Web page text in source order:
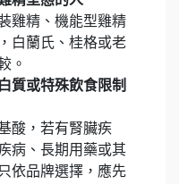
雞精、機能型雞精
白蘭氏、桂格或老
。
質或特殊飲食限制
酸，若有腎臟疾
病、長期用藥或其
依品牌選擇，應先